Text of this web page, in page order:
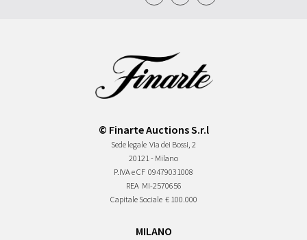
© Finarte Auctions S.r.l
Sede legale Via dei Bossi, 2
20121 - Milano
P.IVA e CF 09479031008
REA MI-2570656
Capitale Sociale € 100.000
MILANO